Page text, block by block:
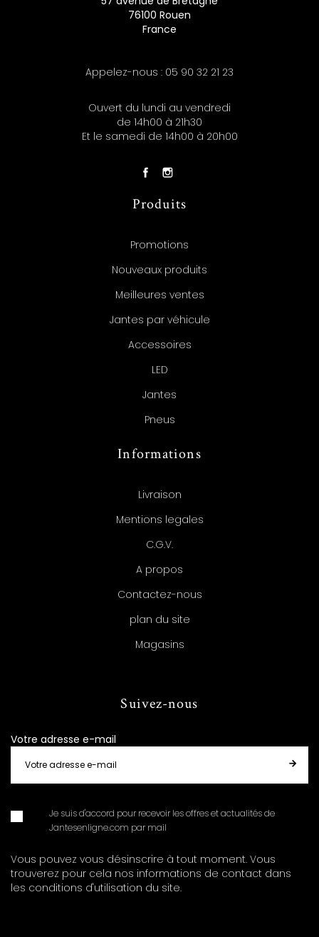
76100 Rouen
France
Appelez-nous : 05 90 32 21 23
Ouvert du lundi au vendredi
de 14h00 à 21h30
Et le samedi de 14h00 à 20h00
Produits
Promotions
Nouveaux produits
Meilleures ventes
Jantes par véhicule
Accessoires
LED
Jantes
Pneus
Informations
Livraison
Mentions legales
C.G.V.
A propos
Contactez-nous
plan du site
Magasins
Suivez-nous
Votre adresse e-mail
Je suis d'accord pour recevoir les offres et actualités de
Jantesenligne.com par mail
Vous pouvez vous désinscrire à tout moment. Vous
trouverez pour cela nos informations de contact dans
les conditions d'utilisation du site.